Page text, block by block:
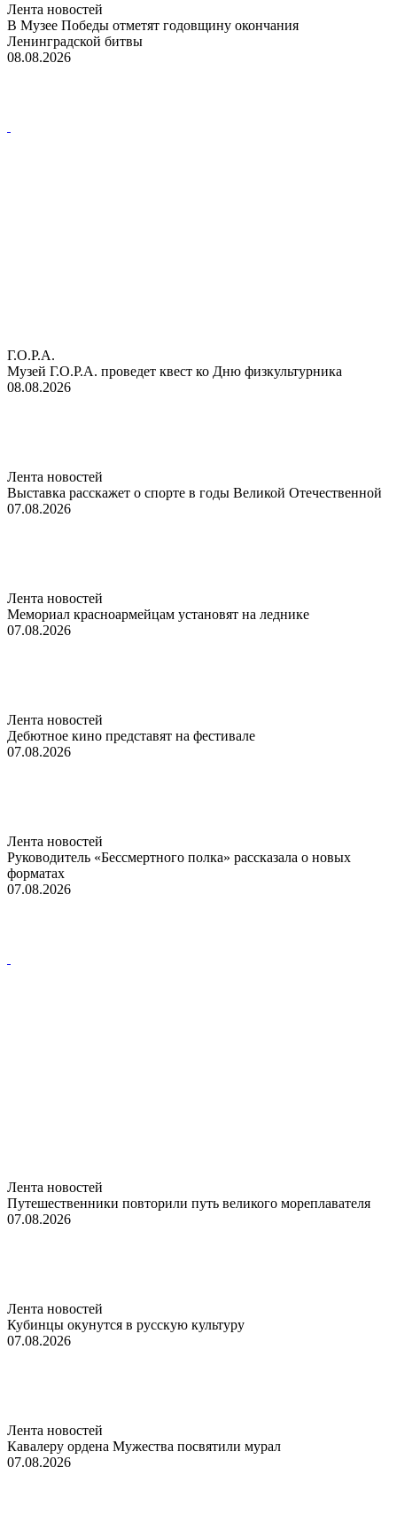
Лента новостей
В Музее Победы отметят годовщину окончания
Ленинградской битвы
08.08.2026
Г.О.Р.А.
Музей Г.О.Р.А. проведет квест ко Дню физкультурника
08.08.2026
Лента новостей
Выставка расскажет о спорте в годы Великой Отечественной
07.08.2026
Лента новостей
Мемориал красноармейцам установят на леднике
07.08.2026
Лента новостей
Дебютное кино представят на фестивале
07.08.2026
Лента новостей
Руководитель «Бессмертного полка» рассказала о новых
форматах
07.08.2026
Лента новостей
Путешественники повторили путь великого мореплавателя
07.08.2026
Лента новостей
Кубинцы окунутся в русскую культуру
07.08.2026
Лента новостей
Кавалеру ордена Мужества посвятили мурал
07.08.2026